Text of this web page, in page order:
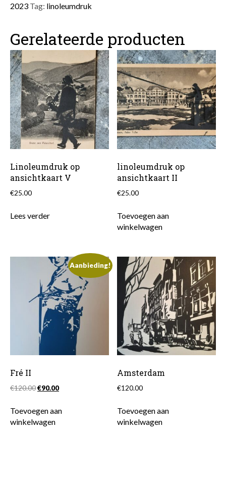
aantal
2023 Tag: linoleumdruk
Gerelateerde producten
Linoleumdruk op
ansichtkaart V
€25.00
Lees verder
linoleumdruk op
ansichtkaart II
€25.00
Toevoegen aan
winkelwagen
Aanbieding!
Fré II
€120.00Oorspronkelijke
was:
€120.00.
€90.00Huidige
is:
Toevoegen aan
winkelwagen
Amsterdam
€120.00
Toevoegen aan
winkelwagen